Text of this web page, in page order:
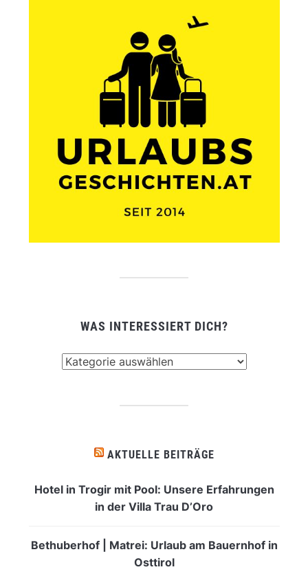
WAS INTERESSIERT DICH?
AKTUELLE BEITRÄGE
Hotel in Trogir mit Pool: Unsere Erfahrungen
in der Villa Trau D’Oro
Bethuberhof | Matrei: Urlaub am Bauernhof in
Osttirol